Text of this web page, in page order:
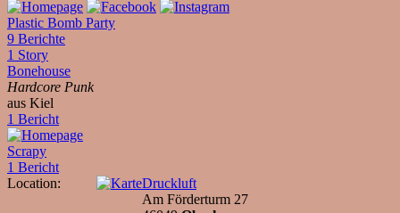
Plastic Bomb Party
9 Berichte
1 Story
Bonehouse
Hardcore Punk
aus Kiel
1 Bericht
Scrapy
1 Bericht
Location:
Druckluft
Am Förderturm 27